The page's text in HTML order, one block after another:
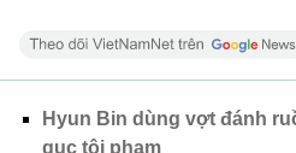
Hyun Bin dùng vợt đánh
gục tội phạm